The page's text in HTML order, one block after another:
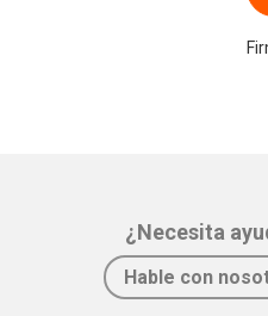
¿Necesita
Hable con